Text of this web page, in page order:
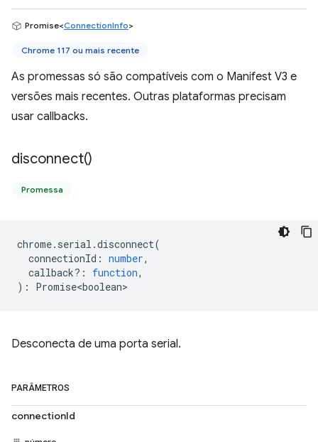
Promise<ConnectionInfo>
Chrome 117 ou mais recente
As promessas só são compatíveis com o Manifest V3 e
versões mais recentes. Outras plataformas precisam
usar callbacks.
disconnect()
Promessa
chrome. serial .disconnect(
connectionId : number,
callback? : function,
) : Promise<boolean>
Desconecta de uma porta serial.
PARÂMETROS
connectionId